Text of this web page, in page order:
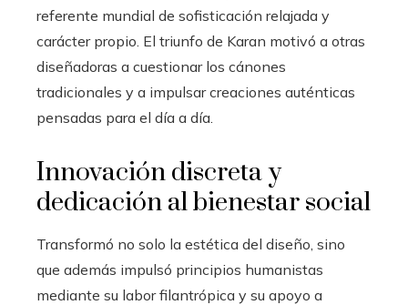
referente mundial de sofisticación relajada y
carácter propio. El triunfo de Karan motivó a otras
diseñadoras a cuestionar los cánones
tradicionales y a impulsar creaciones auténticas
pensadas para el día a día.
Innovación discreta y
dedicación al bienestar social
Transformó no solo la estética del diseño, sino
que además impulsó principios humanistas
mediante su labor filantrópica y su apoyo a